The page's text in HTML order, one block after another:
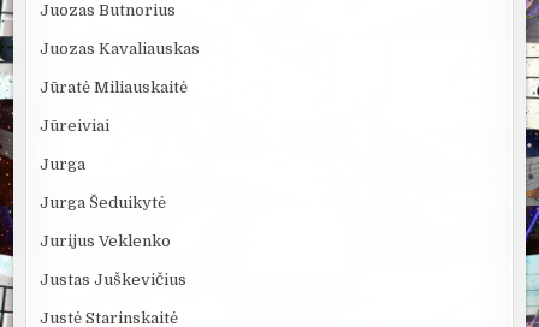
Juozas Butnorius
Juozas Kavaliauskas
Jūratė Miliauskaitė
Jūreiviai
Jurga
Jurga Šeduikytė
Jurijus Veklenko
Justas Juškevičius
Justė Starinskaitė